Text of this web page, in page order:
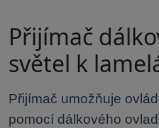
Přijímač
světel k
Přijímač umožňuje
pomocí dálkového